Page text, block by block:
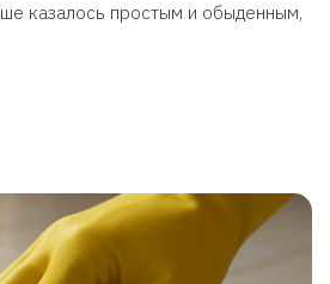
казалось простым и обыденным,